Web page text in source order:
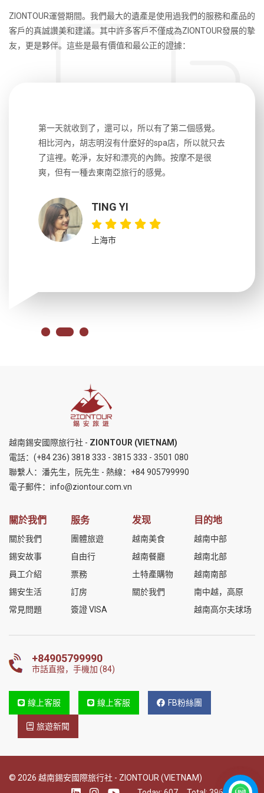
ZIONTOUR運營期間。我們最大的遺產是使用過我們的服務和產品的
客戶的真誠讚美和建議。其中許多客戶不僅成為ZIONTOUR發展的摯
友，更是夥伴。這些是最有價值和最公正的證據：
前一天晚上7點多才接到電話通知接送時間，Mark
導遊英文流利、講解的也很詳細，胡志明到古芝再
到湄公河每段車程都要2個小時左右，不過同一天可
以跑2個景點挺好，最後會有一顆免費椰子，建議先
YISHAN
越南錫安國際旅行社 - ZIONTOUR (VIETNAM)
電話： (+84 236) 3818 333 - 3815 333 - 3501 080
聯繫人：潘先生，阮先生 - 熱線： +84 905799990
電子郵件： info@ziontour.com.vn
關於我們
關於我們
錫安故事
員工介紹
錫安生活
常見問題
服务
團體旅遊
自由行
票務
訂房
簽證 VISA
发现
越南美食
越南餐廳
土特產購物
關於我們
目的地
越南中部
越南北部
越南南部
南中越，高原
越南高尔夫球场
+84905799990
市話直撥，手機加 (84)
線上客服 線上客服 FB粉絲團
旅遊新聞
© 2026 越南錫安國際旅行社 - ZIONTOUR (VIETNAM)